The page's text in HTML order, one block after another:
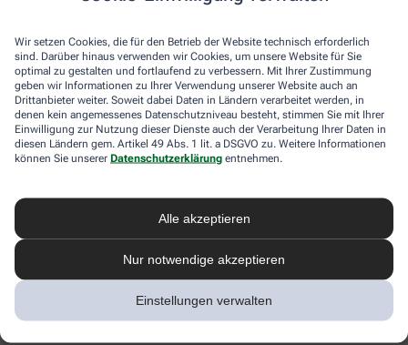
Wir setzen Cookies, die für den Betrieb der Website technisch erforderlich
sind. Darüber hinaus verwenden wir Cookies, um unsere Website für Sie
optimal zu gestalten und fortlaufend zu verbessern. Mit Ihrer Zustimmung
geben wir Informationen zu Ihrer Verwendung unserer Website auch an
Drittanbieter weiter. Soweit dabei Daten in Ländern verarbeitet werden, in
denen kein angemessenes Datenschutzniveau besteht, stimmen Sie mit Ihrer
Einwilligung zur Nutzung dieser Dienste auch der Verarbeitung Ihrer Daten in
diesen Ländern gem. Artikel 49 Abs. 1 lit. a DSGVO zu. Weitere Informationen
können Sie unserer Datenschutzerklärung entnehmen.
Alle akzeptieren
Nur notwendige akzeptieren
Einstellungen verwalten